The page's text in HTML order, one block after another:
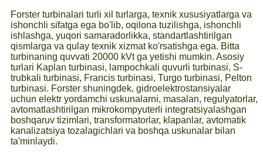
Forster turbinalari turli xil turlarga, texnik xususiyatlarga va
ishonchli sifatga ega bo'lib, oqilona tuzilishga, ishonchli
ishlashga, yuqori samaradorlikka, standartlashtirilgan
qismlarga va qulay texnik xizmat ko'rsatishga ega. Bitta
turbinaning quvvati 20000 kVt ga yetishi mumkin. Asosiy
turlari Kaplan turbinasi, lampochkali quvurli turbinasi, S-
trubkali turbinasi, Francis turbinasi, Turgo turbinasi, Pelton
turbinasi. Forster shuningdek, gidroelektrostansiyalar
uchun elektr yordamchi uskunalarni, masalan, regulyatorlar,
avtomatlashtirilgan mikrokompyuterli integratsiyalashgan
boshqaruv tizimlari, transformatorlar, klapanlar, avtomatik
kanalizatsiya tozalagichlari va boshqa uskunalar bilan
ta'minlaydi.